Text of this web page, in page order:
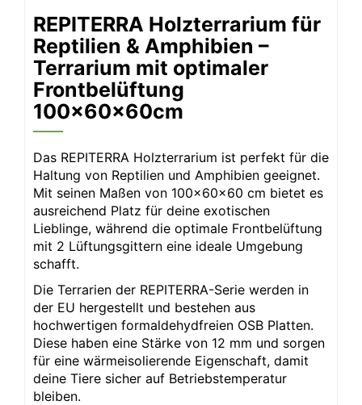
REPITERRA Holzterrarium für
Reptilien & Amphibien –
Terrarium mit optimaler
Frontbelüftung
100x60x60cm
Das REPITERRA Holzterrarium ist perfekt für die
Haltung von Reptilien und Amphibien geeignet.
Mit seinen Maßen von 100x60x60 cm bietet es
ausreichend Platz für deine exotischen
Lieblinge, während die optimale Frontbelüftung
mit 2 Lüftungsgittern eine ideale Umgebung
schafft.
Die Terrarien der REPITERRA-Serie werden in
der EU hergestellt und bestehen aus
hochwertigen formaldehydfreien OSB Platten.
Diese haben eine Stärke von 12 mm und sorgen
für eine wärmeisolierende Eigenschaft, damit
deine Tiere sicher auf Betriebstemperatur
bleiben.